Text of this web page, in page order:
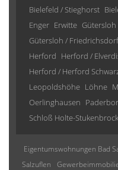
Bielefeld / Stieghorst
Enger Erwitte Gütersloh
Gütersloh / Friedrichsdorf
Herford Herford /
Herford / Herford
Leopoldshöhe Löhne
Oerlinghausen
Schloß Holte-Stukenbrock
Eigentumswohnungen Bad
Salzuflen